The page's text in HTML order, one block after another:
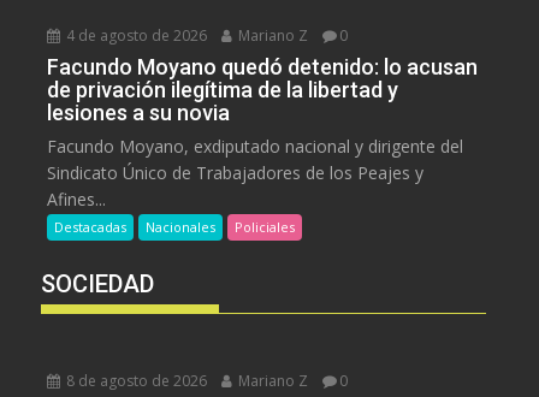
4 de agosto de 2026 Mariano Z 0
Facundo Moyano quedó detenido: lo acusan
de privación ilegítima de la libertad y
lesiones a su novia
Facundo Moyano, exdiputado nacional y dirigente del
Sindicato Único de Trabajadores de los Peajes y
Afines...
Destacadas Nacionales Policiales
SOCIEDAD
8 de agosto de 2026 Mariano Z 0